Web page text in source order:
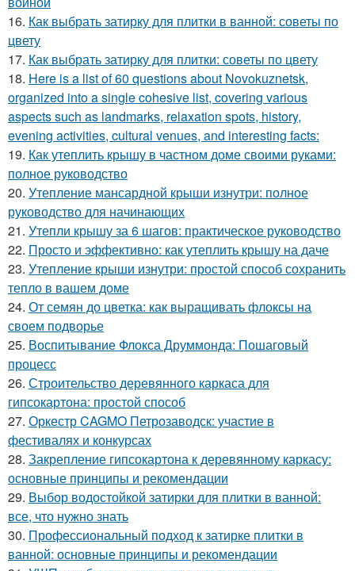
16. Как выбрать затирку для плитки в ванной: советы по
цвету
17. Как выбрать затирку для плитки: советы по цвету
18. Here is a list of 60 questions about Novokuznetsk,
organized into a single cohesive list, covering various
aspects such as landmarks, relaxation spots, history,
evening activities, cultural venues, and interesting facts:
19. Как утеплить крышу в частном доме своими руками:
полное руководство
20. Утепление мансардной крыши изнутри: полное
руководство для начинающих
21. Утепли крышу за 6 шагов: практическое руководство
22. Просто и эффективно: как утеплить крышу на даче
23. Утепление крыши изнутри: простой способ сохранить
тепло в вашем доме
24. От семян до цветка: как выращивать флоксы на
своем подворье
25. Воспитывание Флокса Друммонда: Пошаговый
процесс
26. Строительство деревянного каркаса для
гипсокартона: простой способ
27. Оркестр CAGMO Петрозаводск: участие в
фестивалях и конкурсах
28. Закрепление гипсокартона к деревянному каркасу:
основные принципы и рекомендации
29. Выбор водостойкой затирки для плитки в ванной:
все, что нужно знать
30. Профессиональный подход к затирке плитки в
ванной: основные принципы и рекомендации